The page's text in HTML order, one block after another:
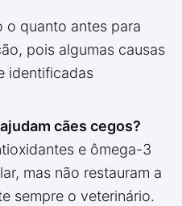
o quanto antes para
pois algumas causas
identificadas
cães cegos?
e ômega-3
mas não restauram a
sempre o veterinário.